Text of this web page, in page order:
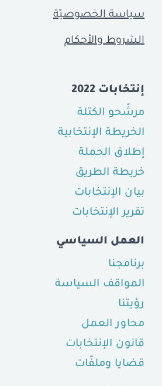
سياسة الخصوصيّة
الشروط والأحكام
إنتخابات 2022
مرشّحو الكتلة
الخريطة الإنتخابية
إطلاق الحملة
خريطة الطريق
بيان الإنتخابات
تقرير الإنتخابات
العمل السياسي
برنامجنا
المواقف السياسة
رؤيتنا
محاور العمل
قانون الإنتخابات
قضايا وملفّات